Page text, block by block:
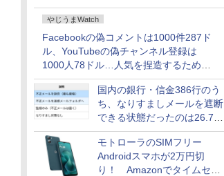
やじうまWatch
Facebookの偽コメントは1000件287ド
ル、YouTubeの偽チャンネル登録は
1000人78ドル…人気を捏造するための
価格リストが公開中
国内の銀行・信金386行のう
ち、なりすましメールを遮断
できる状態だったのは26.7％
にとどまる～GMOブランド
セキュリティ調査
モトローラのSIMフリー
Androidスマホが2万円切
り！ Amazonでタイムセー